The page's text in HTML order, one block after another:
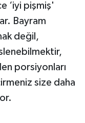
‘iyi pişmiş'
Bayram
değil,
porsiyonları
size daha